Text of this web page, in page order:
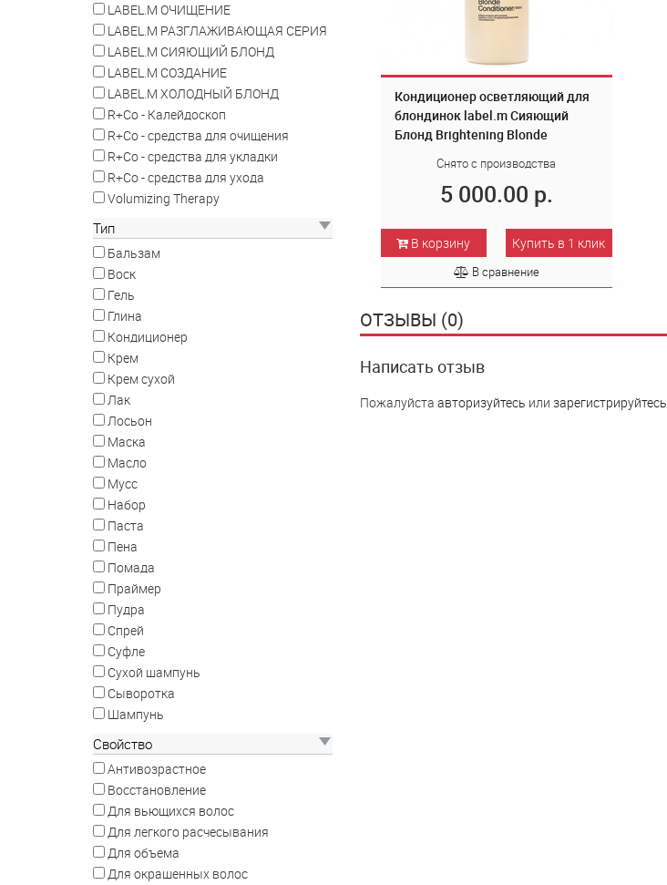
LABEL.M ОЧИЩЕНИЕ
LABEL.M РАЗГЛАЖИВАЮЩАЯ СЕРИЯ
LABEL.M СИЯЮЩИЙ БЛОНД
LABEL.M СОЗДАНИЕ
LABEL.M ХОЛОДНЫЙ БЛОНД
R+Co - Калейдоскоп
R+Co - средства для очищения
R+Co - средства для укладки
R+Co - средства для ухода
Volumizing Therapy
Тип
Бальзам
Воск
Гель
Глина
Кондиционер
Крем
Крем сухой
Лак
Лосьон
Маска
Масло
Мусс
Набор
Паста
Пена
Помада
Праймер
Пудра
Спрей
Суфле
Сухой шампунь
Сыворотка
Шампунь
Свойство
Антивозрастное
Восстановление
Для вьющихся волос
Для легкого расчесывания
Для объема
Для окрашенных волос
Кондиционер осветляющий для
блондинок label.m Сияющий
Блонд Brightening Blonde
Снято с производства
5 000.00 р.
В корзину Купить в 1 клик
В сравнение
ОТЗЫВЫ (0)
Написать отзыв
Пожалуйста авторизуйтесь или зарегистрируйтесь